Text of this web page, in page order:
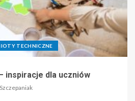
TECHNICZNE
inspiracje dla uczniów